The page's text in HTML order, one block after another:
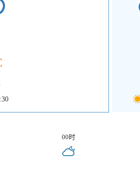
00时